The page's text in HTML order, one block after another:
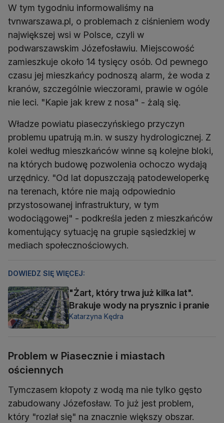
W tym tygodniu informowaliśmy na
tvnwarszawa.pl, o problemach z ciśnieniem wody
największej wsi w Polsce, czyli w
podwarszawskim Józefosławiu. Miejscowość
zamieszkuje około 14 tysięcy osób. Od pewnego
czasu jej mieszkańcy podnoszą alarm, że woda z
kranów, szczególnie wieczorami, prawie w ogóle
nie leci. "Kapie jak krew z nosa" - żalą się.
Władze powiatu piaseczyńskiego przyczyn
problemu upatrują m.in. w suszy hydrologicznej. Z
kolei według mieszkańców winne są kolejne bloki,
na których budowę pozwolenia ochoczo wydają
urzędnicy. "Od lat dopuszczają patodeweloperkę
na terenach, które nie mają odpowiednio
przystosowanej infrastruktury, w tym
wodociągowej" - podkreśla jeden z mieszkańców
komentujący sytuację na grupie sąsiedzkiej w
mediach społecznościowych.
DOWIEDZ SIĘ WIĘCEJ:
"Żart, który trwa już kilka lat".
Brakuje wody na prysznic i pranie
Katarzyna Kędra
Problem w Piasecznie i miastach
ościennych
Tymczasem kłopoty z wodą ma nie tylko gęsto
zabudowany Józefosław. To już jest problem,
który "rozlał się" na znacznie większy obszar.